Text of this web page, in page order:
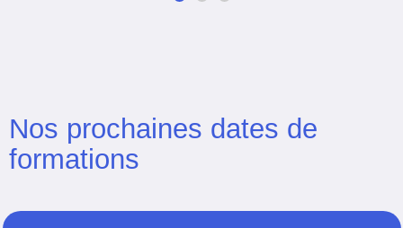
Nos prochaines dates de
formations